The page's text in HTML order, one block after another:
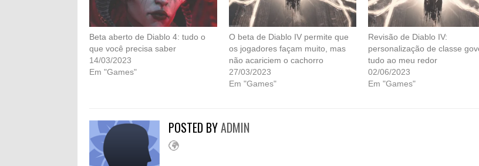
Beta aberto de Diablo 4: tudo o
que você precisa saber
14/03/2023
Em "Games"
O beta de Diablo IV permite que
os jogadores façam muito, mas
não acariciem o cachorro
27/03/2023
Em "Games"
Revisão de Diablo IV:
personalização de classe
tudo ao meu redor
02/06/2023
Em "Games"
POSTED BYADMIN